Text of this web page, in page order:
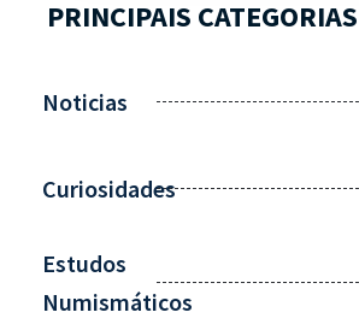
PRINCIPAIS CATEGORIAS
Noticias
Curiosidades
Estudos
Numismáticos